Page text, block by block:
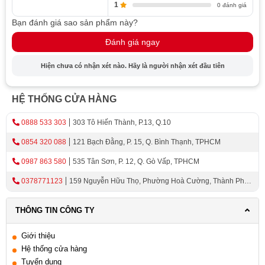
1 0 đánh giá
Bạn đánh giá sao sản phẩm này?
Đánh giá ngay
Hiện chưa có nhận xét nào. Hãy là người nhận xét đầu tiên
HỆ THỐNG CỬA HÀNG
0888 533 303 303 Tô Hiến Thành, P.13, Q.10
0854 320 088 121 Bạch Đằng, P. 15, Q. Bình Thạnh, TPHCM
0987 863 580 535 Tân Sơn, P. 12, Q. Gò Vấp, TPHCM
0378771123
159 Nguyễn Hữu Thọ, Phường Hoà Cường, Thành Phố
THÔNG TIN CÔNG TY
Giới thiệu
Hệ thống cửa hàng
Tuyển dụng